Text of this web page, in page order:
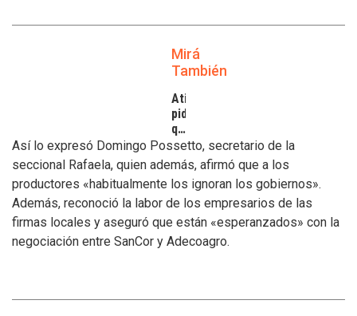
Mirá
También
Atilra
pide
que
se
atiendan
los
inconvenientes
de
los
tamberos
Así lo expresó Domingo Possetto, secretario de la
seccional Rafaela, quien además, afirmó que a los
productores «habitualmente los ignoran los gobiernos».
Además, reconoció la labor de los empresarios de las
firmas locales y aseguró que están «esperanzados» con la
negociación entre SanCor y Adecoagro.